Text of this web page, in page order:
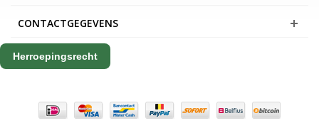
CONTACTGEGEVENS
Herroepingsrecht